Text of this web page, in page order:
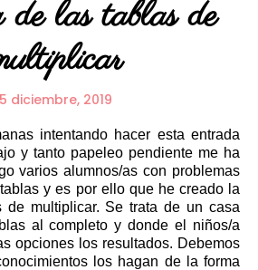
las tablas de
5 diciembre, 2019
intentando hacer esta entrada
y tanto papeleo pendiente me ha
varios alumnos/as con problemas
y es por ello que he creado la
de multiplicar. Se trata de un casa
al completo y donde el niños/a
opciones los resultados. Debemos
los hagan de la forma